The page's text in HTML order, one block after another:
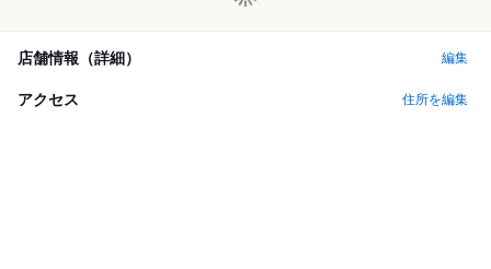
店舗情報（詳細） 編集
アクセス 住所を編集